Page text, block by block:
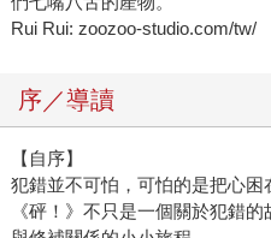
Rui Rui: zoozoo-studio.com/tw/
序／導讀
【自序】
犯錯並不可怕，可怕的是把心困
《砰！》不只是一個關於犯錯